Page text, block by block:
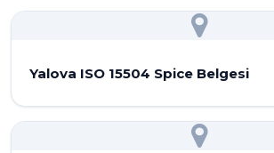
Yalova ISO 15504 Spice Belgesi